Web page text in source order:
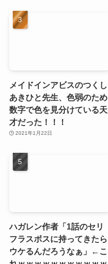
メイドインアビスのつくし
あきひと先生、色弱のため
数字で色を見分けている天
才だった！！！
2021年1月22日
ハガレン作者「1話のセリ
フラスボスに持ってきたら
ウケるんだろうなぁ」←こ